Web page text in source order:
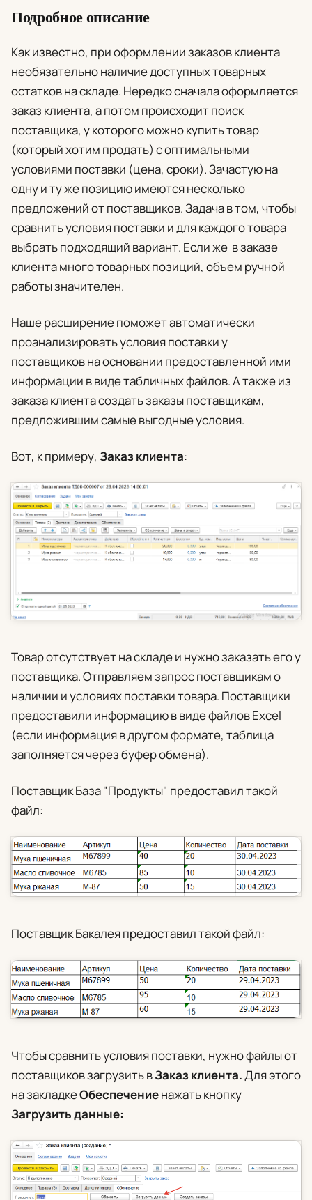
Подробное описание
Как известно, при оформлении заказов клиента
необязательно наличие доступных товарных
остатков на складе. Нередко сначала оформляется
заказ клиента, а потом происходит поиск
поставщика, у которого можно купить товар
(который хотим продать) с оптимальными
условиями поставки (цена, сроки). Зачастую на
одну и ту же позицию имеются несколько
предложений от поставщиков. Задача в том, чтобы
сравнить условия поставки и для каждого товара
выбрать подходящий вариант. Если же в заказе
клиента много товарных позиций, объем ручной
работы значителен.
Наше расширение поможет автоматически
проанализировать условия поставки у
поставщиков на основании предоставленной ими
информации в виде табличных файлов. А также из
заказа клиента создать заказы поставщикам,
предложившим самые выгодные условия.
Вот, к примеру, Заказ клиента:
Товар отсутствует на складе и нужно заказать его у
поставщика. Отправляем запрос поставщикам о
наличии и условиях поставки товара. Поставщики
предоставили информацию в виде файлов Excel
(если информация в другом формате, таблица
заполняется через буфер обмена).
Поставщик База "Продукты" предоставил такой
файл:
Поставщик Бакалея предоставил такой файл:
Чтобы сравнить условия поставки, нужно файлы от
поставщиков загрузить вЗаказ клиента.Дляэтого
на закладкеОбеспечениенажать кнопку
Загрузить данные: